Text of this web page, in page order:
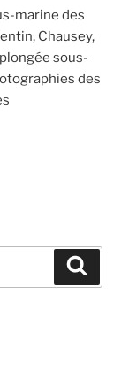
marine des
Chausey,
sous-
des